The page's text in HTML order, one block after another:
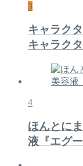
3
キャラク
キャラク
4
ほんとに
液『エグ